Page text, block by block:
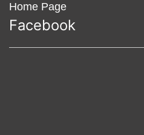
Home Page
Facebook